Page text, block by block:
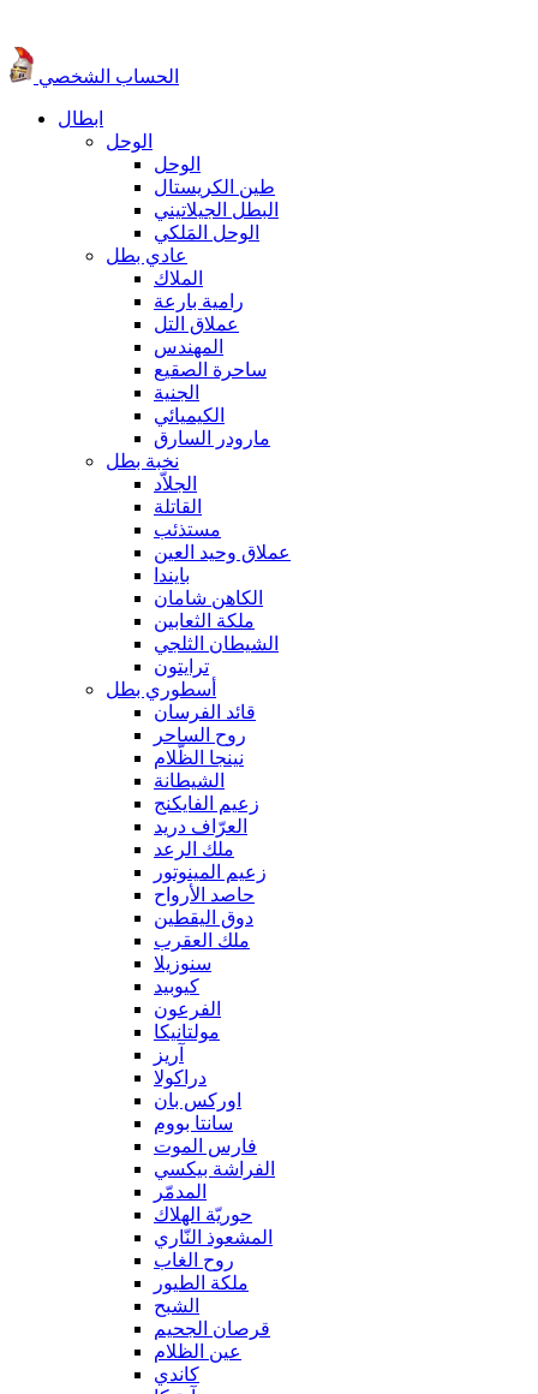
الحساب الشخصي
ابطال
الوحل
الوحل
طين الكريستال
البطل الجيلاتيني
الوحل المَلكي
عادي بطل
الملاك
رامية بارعة
عملاق التل
المهندس
ساحرة الصقيع
الجنية
الكيميائي
مارودر السارق
نخبة بطل
الجلاّد
القاتلة
مستذئب
عملاق وحيد العين
بايندا
الكاهن شامان
ملكة الثعابين
الشيطان الثلجي
ترايتون
أسطوري بطل
قائد الفرسان
روح الساحر
نينجا الظّلام
الشيطانة
زعيم الفايكنج
العرّاف دريد
ملك الرعد
زعيم المينوتور
حاصد الأرواح
دوق اليقطين
ملك العقرب
سنوزيلا
كيوبيد
الفرعون
مولتانيكا
آريز
دراكولا
اوركس بان
سانتا بووم
فارس الموت
الفراشة بيكسي
المدمّر
حوريّة الهلاك
المشعوذ النّاري
روح الغاب
ملكة الطيور
الشبح
قرصان الجحيم
عين الظلام
كاندي